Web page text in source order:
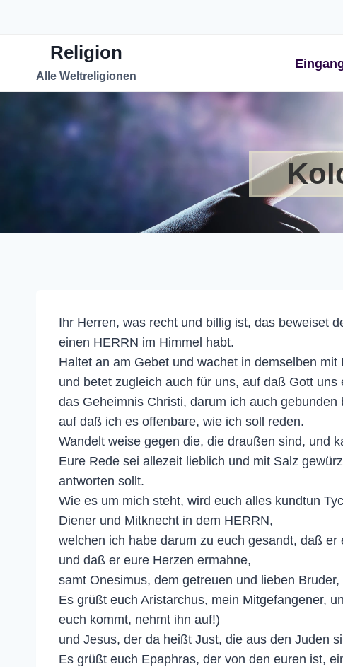
Religion
Alle Weltreligionen
Ihr Herren, was recht und billig ist, das beweiset
einen HERRN im Himmel habt.
Haltet an am Gebet und wachet in demselben mit
und betet zugleich auch für uns, auf daß Gott
das Geheimnis Christi, darum ich auch gebunden
auf daß ich es offenbare, wie ich soll reden.
Wandelt weise gegen die, die draußen sind, und
Eure Rede sei allezeit lieblich und mit Salz
antworten sollt.
Wie es um mich steht, wird euch alles kundtun
Diener und Mitknecht in dem HERRN,
welchen ich habe darum zu euch gesandt, daß
und daß er eure Herzen ermahne,
samt Onesimus, dem getreuen und lieben
Es grüßt euch Aristarchus, mein Mitgefangener,
euch kommt, nehmt ihn auf!)
und Jesus, der da heißt Just, die aus den Juden
Es grüßt euch Epaphras, der von den euren ist,